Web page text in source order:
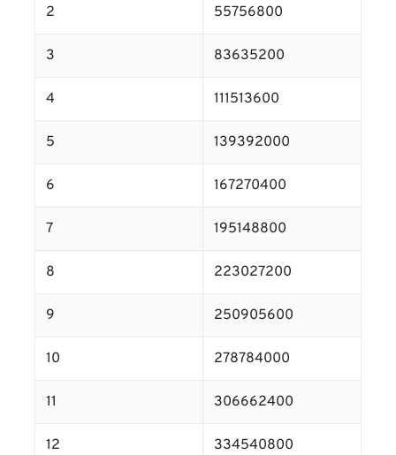
2 55756800
3 83635200
4 111513600
5 139392000
6 167270400
7 195148800
8 223027200
9 250905600
10 278784000
11 306662400
12 334540800